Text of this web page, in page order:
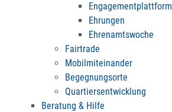
Engagementplattform
Ehrungen
Ehrenamtswoche
Fairtrade
Mobilmiteinander
Begegnungsorte
Quartiersentwicklung
Beratung & Hilfe